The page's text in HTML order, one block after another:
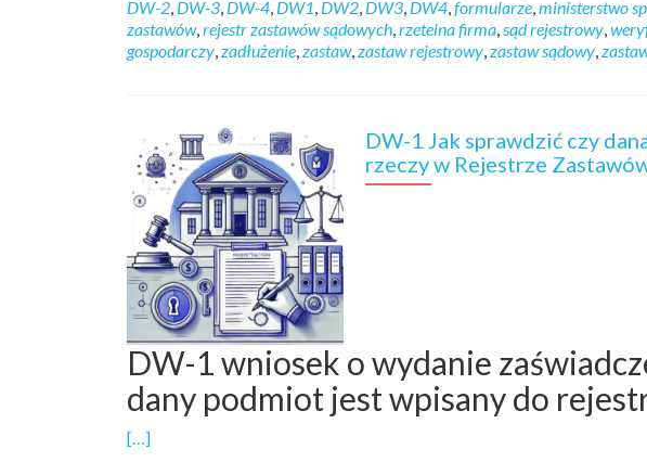
DW-2, DW-3, DW-4, DW1, DW2, DW3, DW4,formularze,ministerstwo
zastawów,rejestr zastawów sądowych,rzetelna firma,sąd rejestrowy,
gospodarczy,zadłużenie,zastaw,zastaw rejestrowy,zastaw sądowy,
DW-1 Jak sprawdzić czy
rzeczy w Rejestrze
DW-1 wniosek o wydanie
dany podmiot jest wpisany do
[…]